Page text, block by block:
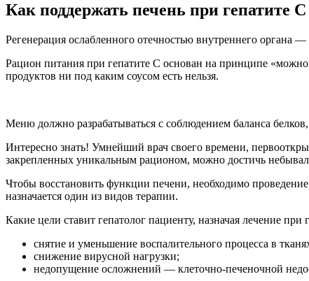
Как поддержать печень при гепатите С
Регенерация ослабленного отечностью внутреннего органа
Рацион питания при гепатите C основан на принципе
продуктов ни под каким соусом есть нельзя.
Меню должно разрабатываться с соблюдением баланса
Интересно знать! Умнейший врач своего времени,
закрепленных уникальным рационом, можно достичь
Чтобы восстановить функции печени, необходимо
назначается один из видов терапии.
Какие цели ставит гепатолог пациенту, назначая лечение при
снятие и уменьшение воспалительного процесса в
снижение вирусной нагрузки;
недопущение осложнений — клеточно-печеночной